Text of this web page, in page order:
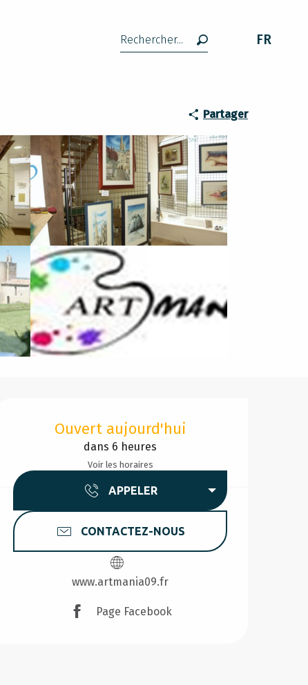
Recherche FR
Partager
Ouvert aujourd'hui
dans 6 heures
Voir les horaires
APPELER
CONTACTEZ-NOUS
www.artmania09.fr
Page Facebook